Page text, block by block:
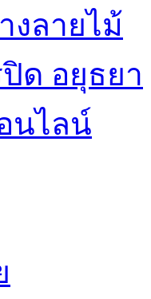
งลายไม้
ด อยุธยา
นไลน์